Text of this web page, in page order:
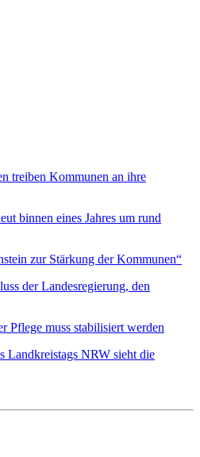
treiben Kommunen an ihre
binnen eines Jahres um rund
zur Stärkung der Kommunen“
der Landesregierung, den
Pflege muss stabilisiert werden
Landkreistags NRW sieht die